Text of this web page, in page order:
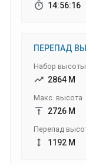
14:56:16
ПЕРЕПАД
Набор высоты
2864 М
Макс. высота
2726 М
Перепад
1192 М